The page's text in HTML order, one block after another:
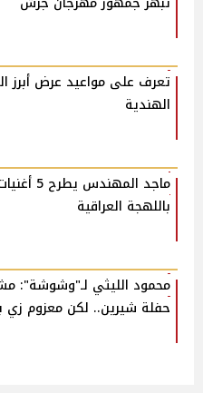
تعرف على مواعيد عرض أبرز
الهندية
ماجد
باللهجة العراقية
محمود الليثي
حفلة شيرين.. لكن معزوم زي